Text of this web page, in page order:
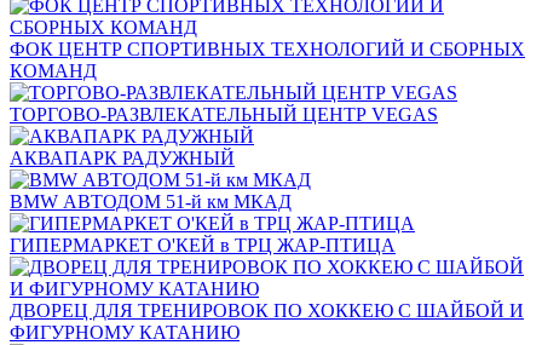
ФОК ЦЕНТР СПОРТИВНЫХ ТЕХНОЛОГИЙ И СБОРНЫХ
КОМАНД
ТОРГОВО-РАЗВЛЕКАТЕЛЬНЫЙ ЦЕНТР VEGAS
АКВАПАРК РАДУЖНЫЙ
BMW АВТОДОМ 51-й км МКАД
ГИПЕРМАРКЕТ О'КЕЙ в ТРЦ ЖАР-ПТИЦА
ДВОРЕЦ ДЛЯ ТРЕНИРОВОК ПО ХОККЕЮ С ШАЙБОЙ И
ФИГУРНОМУ КАТАНИЮ